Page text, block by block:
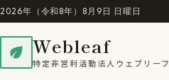
2026年（令和8年）8月9日 日曜日
Webleaf
特定非営利活動法人ウェブリーフ